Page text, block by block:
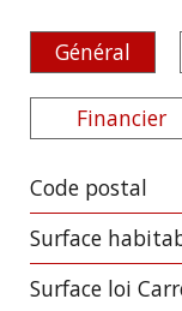
Général
Financier
Label Value
Code postal
Surface
Surface loi